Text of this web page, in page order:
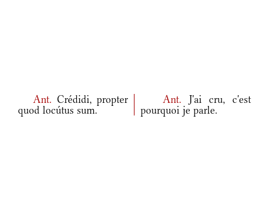
Ant. Crédidi, propter
quod locútus sum.
Ant. J'ai cru, c'est
pourquoi je parle.